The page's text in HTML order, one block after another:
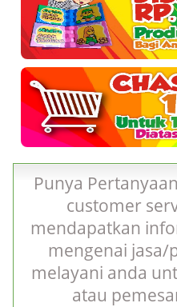
Punya
customer
mendapatkan
mengenai jasa/
melayani anda
atau